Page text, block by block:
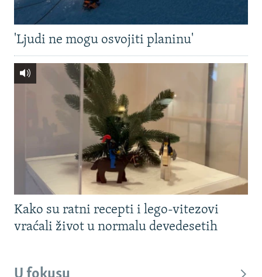
'Ljudi ne mogu osvojiti planinu'
Kako su ratni recepti i lego-vitezovi
vraćali život u normalu devedesetih